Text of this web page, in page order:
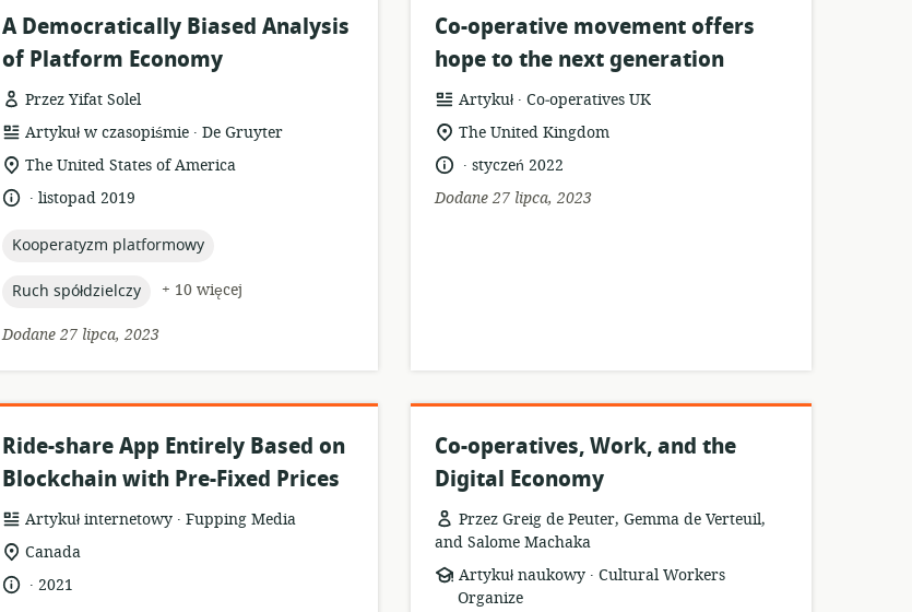
A Democratically Biased Analysis
of Platform Economy
Przez Yifat Solel
format
zasobów:
Artykuł w czasopiśmie .
wydawca:
De Gruyter
istotna
lokalizacja:
The United States of America
język:
.
datalistopad 2019
topic:
Kooperatyzm platformowy
topic:
Ruch spółdzielczy
+ 10 więcej
Dodane 27 lipca, 2023
Co-operative movement offers
hope to the next generation
format
zasobów:
Artykuł .
wydawca:
Co‑operatives UK
istotna
lokalizacja:
The United Kingdom
język:
.
data
opublikowania:
styczeń 2022
Dodane 27 lipca, 2023
Ride-share App Entirely Based on
Blockchain with Pre-Fixed Prices
format
zasobów:
Artykuł internetowy .
wydawca:
Fupping Media
istotna
lokalizacja:
Canada
język:
.
data2021
Co-operatives, Work, and the
Digital Economy
Przez Greig de Peuter, Gemma de Verteuil,
and Salome Machaka
format
zasobów:
Artykuł naukowy .
wydawca:
Cultural Workers
Organize